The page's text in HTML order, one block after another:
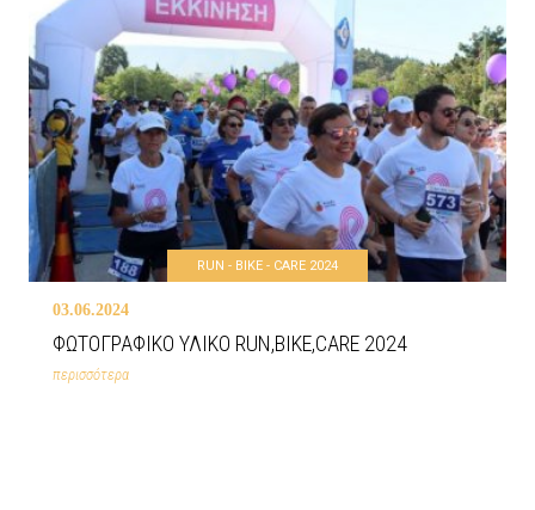
RUN - BIKE - CARE 2024
03.06.2024
ΦΩΤΟΓΡΑΦΙΚΟ ΥΛΙΚΟ RUN,BIKE,CARE 2024
περισσότερα